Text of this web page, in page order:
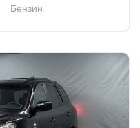
Бензин